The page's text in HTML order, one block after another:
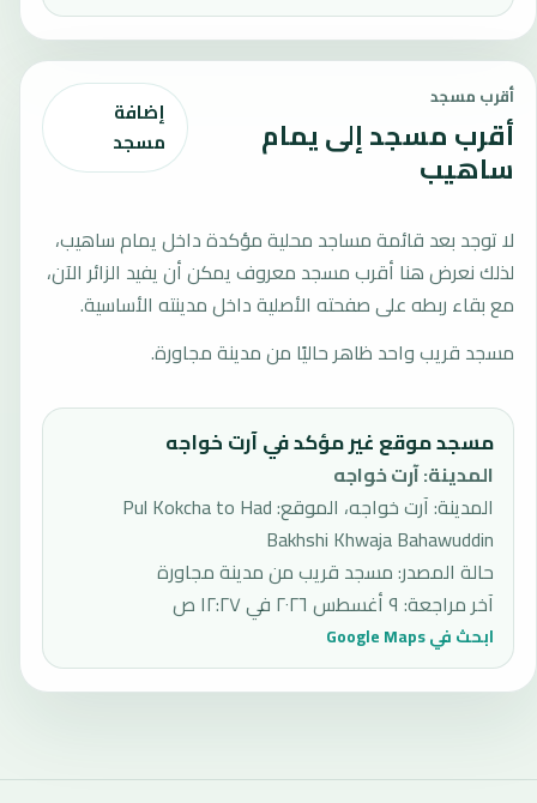
أقرب مسجد
أقرب مسجد إلى يمام
ساهيب
إضافة
مسجد
لا توجد بعد قائمة مساجد محلية مؤكدة داخل يمام ساهيب،
لذلك نعرض هنا أقرب مسجد معروف يمكن أن يفيد الزائر الآن،
مع بقاء ربطه على صفحته الأصلية داخل مدينته الأساسية.
مسجد قريب واحد ظاهر حاليًا من مدينة مجاورة.
مسجد موقع غير مؤكد في آرت خواجه
المدينة:آرت خواجه
المدينة: آرت خواجه، الموقع: Pul Kokcha to Had
Bakhshi Khwaja Bahawuddin
حالة المصدر:مسجد قريب من مدينة مجاورة
آخر مراجعة: ٩ أغسطس ٢٠٢٦ في ١٢:٢٧ ص
ابحث في Google Maps